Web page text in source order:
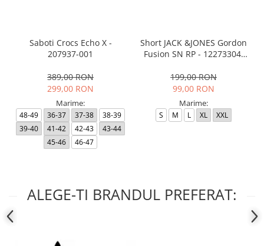
Saboti Crocs Echo X -
207937-001
389,00 RON
299,00 RON
Marime:
48-49 36-37 37-38
38-39
39-40
41-42 42-43
43-44
45-46
46-47
Short JACK &JONES Gordon
Fusion SN RP - 12273304-
199,00 RON
99,00 RON
Marime:
S M L XL XXL
ALEGE-TI BRANDUL PREFERAT: